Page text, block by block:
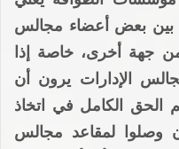
بين بعض أعضاء مجالس
جهة أخرى، خاصة إذا
الإدارات يرون أن
الحق الكامل في اتخاذ
وصلوا لمقاعد مجالس